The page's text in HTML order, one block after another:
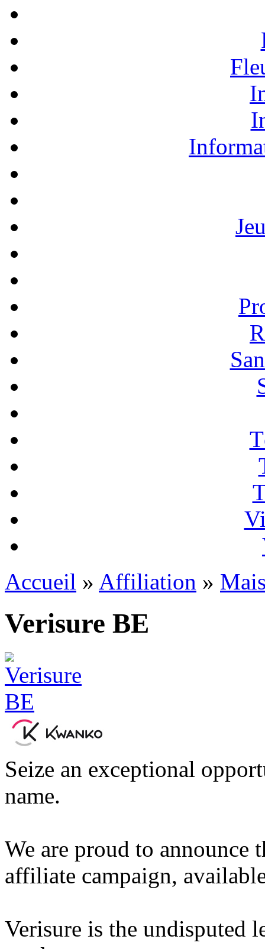
Accueil » Affiliation »
Verisure BE
Seize an exceptional
name.
We are proud to announce
affiliate campaign,
Verisure is the undisputed